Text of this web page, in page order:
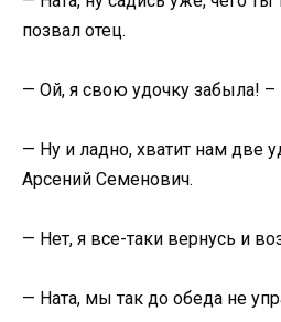
позвал отец.
— Ой, я свою удочку забыла! –
— Ну и ладно, хватит нам две
Арсений Семенович.
— Нет, я все-таки вернусь и
— Ната, мы так до обеда не